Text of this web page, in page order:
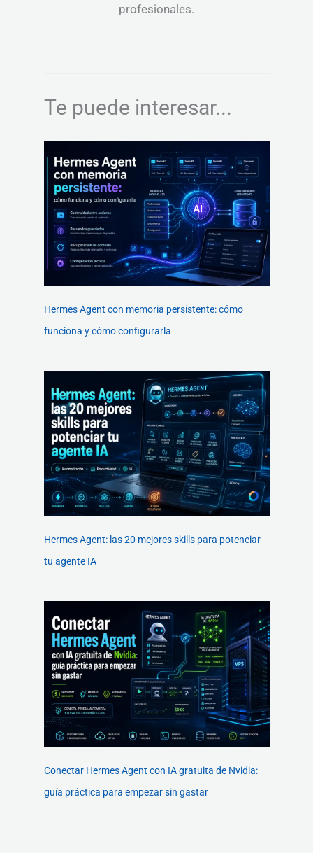
profesionales.
Te puede interesar...
Hermes Agent con memoria persistente: cómo
funciona y cómo configurarla
Hermes Agent: las 20 mejores skills para potenciar
tu agente IA
Conectar Hermes Agent con IA gratuita de Nvidia:
guía práctica para empezar sin gastar